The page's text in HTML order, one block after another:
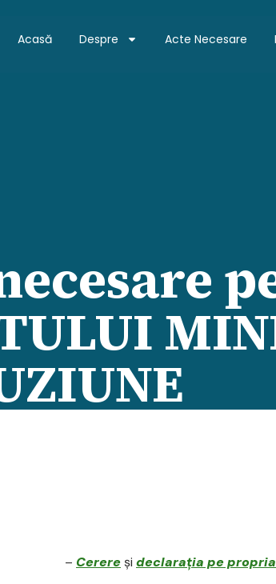
Acasă Despre Acte Necesare
– Cerereși declaraţia pe